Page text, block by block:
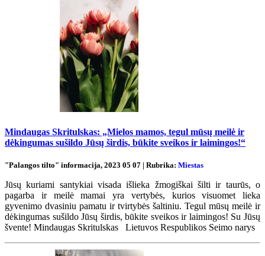
Mindaugas Skritulskas: „Mielos mamos, tegul mūsų meilė ir
dėkingumas sušildo Jūsų širdis, būkite sveikos ir laimingos!“
"Palangos tilto" informacija, 2023 05 07 | Rubrika: Miestas
Jūsų kuriami santykiai visada išlieka žmogiškai šilti ir taurūs, o
pagarba ir meilė mamai yra vertybės, kurios visuomet lieka
gyvenimo dvasiniu pamatu ir tvirtybės šaltiniu. Tegul mūsų meilė ir
dėkingumas sušildo Jūsų širdis, būkite sveikos ir laimingos! Su Jūsų
švente! Mindaugas Skritulskas Lietuvos Respublikos Seimo narys